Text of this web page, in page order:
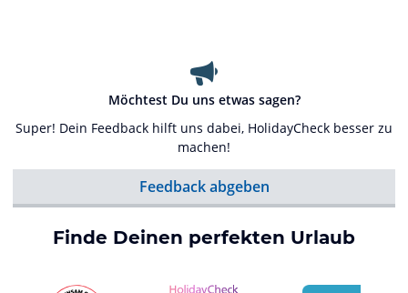
Möchtest Du uns etwas sagen?
Super! Dein Feedback hilft uns dabei, HolidayCheck besser zu
machen!
Feedback abgeben
Finde Deinen perfekten Urlaub